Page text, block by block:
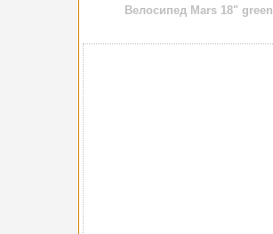
Велосипед Mars 18" green